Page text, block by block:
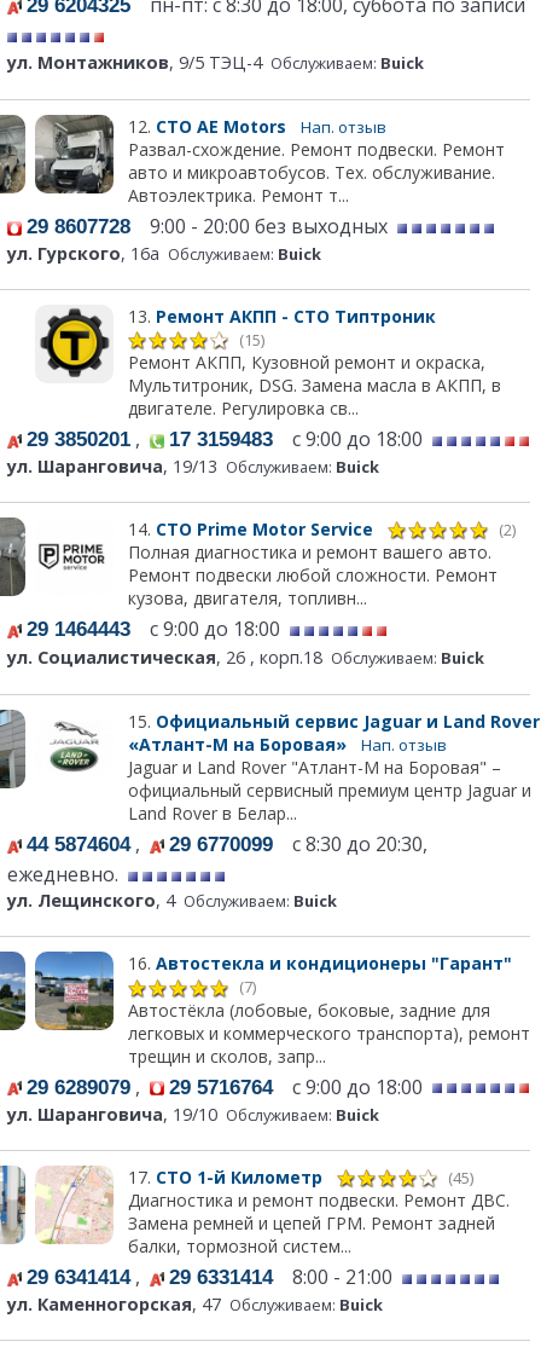
29 6204325
ул. Монтажников, 9/5 ТЭЦ-4 Обслуживаем: Buick
12. СТО АЕ Моtors Нап. отзыв
Развал-схождение. Ремонт подвески. Ремонт
авто и микроавтобусов. Тех. обслуживание.
Автоэлектрика. Ремонт т...
29 8607728 9:00 - 20:00 без выходных
ул. Гурского, 16а Обслуживаем: Buick
13. Ремонт АКПП - СТО Типтроник
(15)
Ремонт АКПП, Кузовной ремонт и окраска,
Мультитроник, DSG. Замена масла в АКПП, в
двигателе. Регулировка св...
29 3850201 , 17 3159483 с 9:00 до 18:00
ул. Шаранговича, 19/13 Обслуживаем: Buick
14. СТО Prime Motor Service (2)
Полная диагностика и ремонт вашего авто.
Ремонт подвески любой сложности. Ремонт
кузова, двигателя, топливн...
29 1464443 с 9:00 до 18:00
ул. Социалистическая, 26 , корп.18 Обслуживаем: Buick
15. Официальный сервис Jaguar и Land Rover
«Атлант-М на Боровая»
Нап. отзыв
Jaguar и Land Rover "Атлант-М на Боровая" –
официальный сервисный премиум центр Jaguar и
Land Rover в Белар...
44 5874604, 29 6770099 с 8:30 до 20:30,
ежедневно.
ул. Лещинского, 4 Обслуживаем: Buick
16. Автостекла и кондиционеры "Гарант"
(7)
Автостёкла (лобовые, боковые, задние для
легковых и коммерческого транспорта), ремонт
трещин и сколов, запр...
29 6289079 , 29 5716764с 9:00 до 18:00
ул. Шаранговича, 19/10 Обслуживаем: Buick
17. СТО 1-й Километр (45)
Диагностика и ремонт подвески. Ремонт ДВС.
Замена ремней и цепей ГРМ. Ремонт задней
балки, тормозной систем...
29 6341414, 29 63314148:00 - 21:00
ул. Каменногорская, 47 Обслуживаем: Buick